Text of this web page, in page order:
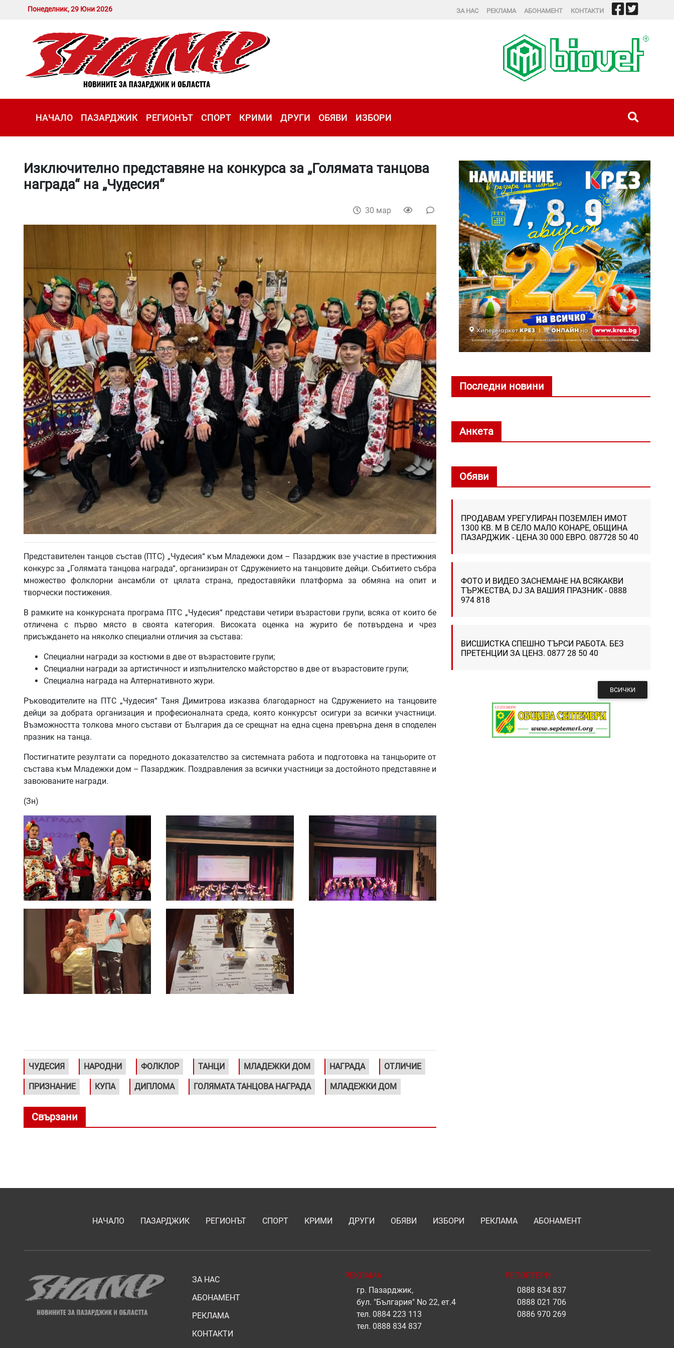
Понеделник, 29 Юни 2026 ЗА НАС РЕКЛАМА АБОНАМЕНТ КОНТАКТИ
НАЧАЛО ПАЗАРДЖИК РЕГИОНЪТ СПОРТ КРИМИ ДРУГИ ОБЯВИ ИЗБОРИ
Изключително представяне на конкурса за „Голямата танцова
награда“ на „Чудесия“
30 мар
Представителен танцов състав (ПТС) „Чудесия“ към Младежки дом – Пазарджик взе участие в престижния
конкурс за „Голямата танцова награда“, организиран от Сдружението на танцовите дейци. Събитието събра
множество фолклорни ансамбли от цялата страна, предоставяйки платформа за обмяна на опит и
творчески постижения.
В рамките на конкурсната програма ПТС „Чудесия“ представи четири възрастови групи, всяка от които бе
отличена с първо място в своята категория. Високата оценка на журито бе потвърдена и чрез
присъждането на няколко специални отличия за състава:
Специални награди за костюми в две от възрастовите групи;
Специални награди за артистичност и изпълнителско майсторство в две от възрастовите групи;
Специална награда на Алтернативното жури.
Ръководителите на ПТС „Чудесия“ Таня Димитрова изказва благодарност на Сдружението на танцовите
дейци за добрата организация и професионалната среда, която конкурсът осигури за всички участници.
Възможността толкова много състави от България да се срещнат на една сцена превърна деня в споделен
празник на танца.
Постигнатите резултати са поредното доказателство за системната работа и подготовка на танцьорите от
състава към Младежки дом – Пазарджик. Поздравления за всички участници за достойното представяне и
завоюваните награди.
(Зн)
ЧУДЕСИЯ НАРОДНИ ФОЛКЛОР ТАНЦИ МЛАДЕЖКИ ДОМ НАГРАДА ОТЛИЧИЕ
ПРИЗНАНИЕ КУПА ДИПЛОМА ГОЛЯМАТА ТАНЦОВА НАГРАДА МЛАДЕЖКИ ДОМ
Свързани
Последни новини
Анкета
Обяви
ПРОДАВАМ УРЕГУЛИРАН ПОЗЕМЛЕН ИМОТ
1300 КВ. М В СЕЛО МАЛО КОНАРЕ, ОБЩИНА
ПАЗАРДЖИК - ЦЕНА 30 000 ЕВРО. 087728 50 40
ФОТО И ВИДЕО ЗАСНЕМАНЕ НА ВСЯКАКВИ
ТЪРЖЕСТВА, DJ ЗА ВАШИЯ ПРАЗНИК - 0888
974 818
ВИСШИСТКА СПЕШНО ТЪРСИ РАБОТА. БЕЗ
ПРЕТЕНЦИИ ЗА ЦЕНЗ. 0877 28 50 40
ВСИЧКИ
НАЧАЛО ПАЗАРДЖИК РЕГИОНЪТ СПОРТ КРИМИ ДРУГИ ОБЯВИ ИЗБОРИ РЕКЛАМА АБОНАМЕНТ
ЗА НАС
АБОНАМЕНТ
РЕКЛАМА
КОНТАКТИ
РЕКЛАМА
гр. Пазарджик,
бул. "България" No 22, ет.4
тел. 0884 223 113
тел. 0888 834 837
РЕПОРТЕРИ
0888 834 837
0888 021 706
0886 970 269